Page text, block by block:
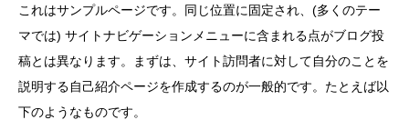
これはサンプルページです。同じ位置に固定され、(多くのテー
マでは) サイトナビゲーションメニューに含まれる点がブログ投
稿とは異なります。まずは、サイト訪問者に対して自分のことを
説明する自己紹介ページを作成するのが一般的です。たとえば以
下のようなものです。